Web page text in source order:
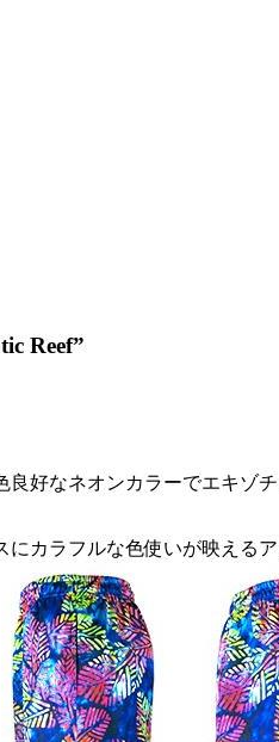
Reef”
好なネオンカラーでエキゾ
カラフルな色使いが映えるア